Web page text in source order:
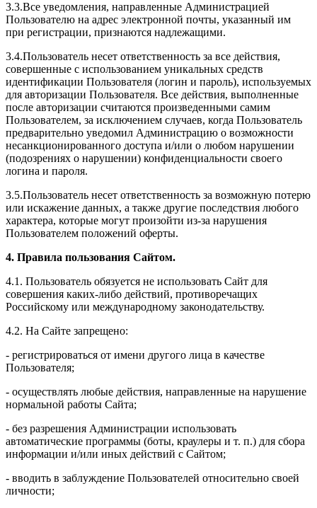
3.3.Все уведомления, направленные Администрацией
Пользователю на адрес электронной почты, указанный им
при регистрации, признаются надлежащими.
3.4.Пользователь несет ответственность за все действия,
совершенные с использованием уникальных средств
идентификации Пользователя (логин и пароль), используемых
для авторизации Пользователя. Все действия, выполненные
после авторизации считаются произведенными самим
Пользователем, за исключением случаев, когда Пользователь
предварительно уведомил Администрацию о возможности
несанкционированного доступа и/или о любом нарушении
(подозрениях о нарушении) конфиденциальности своего
логина и пароля.
3.5.Пользователь несет ответственность за возможную потерю
или искажение данных, а также другие последствия любого
характера, которые могут произойти из-за нарушения
Пользователем положений оферты.
4. Правила пользования Сайтом.
4.1. Пользователь обязуется не использовать Сайт для
совершения каких-либо действий, противоречащих
Российскому или международному законодательству.
4.2. На Сайте запрещено:
- регистрироваться от имени другого лица в качестве
Пользователя;
- осуществлять любые действия, направленные на нарушение
нормальной работы Сайта;
- без разрешения Администрации использовать
автоматические программы (боты, краулеры и т. п.) для сбора
информации и/или иных действий с Сайтом;
- вводить в заблуждение Пользователей относительно своей
личности;